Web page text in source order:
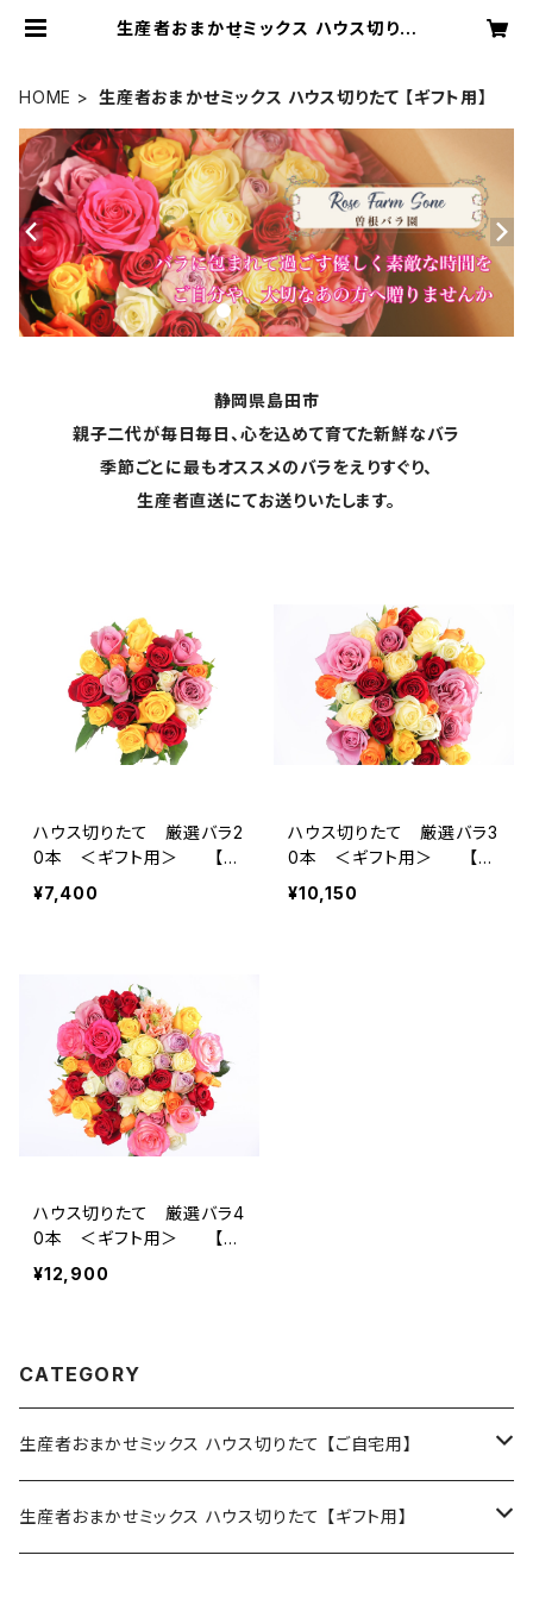
生産者おまかせミックス ハウス切りた
HOME 生産者おまかせミックス ハウス切りたて 【ギフト用】
静岡県島田市
親子二代が毎日毎日、心を込めて育てた新鮮なバラ
季節ごとに最もオススメのバラをえりすぐり、
生産者直送にてお送りいたします。
ハウス切りたて 厳選バラ2
0本 ＜ギフト用＞ 【送
料無料】
¥7,400
ハウス切りたて 厳選バラ3
0本 ＜ギフト用＞ 【送
料無料】
¥10,150
ハウス切りたて 厳選バラ4
0本 ＜ギフト用＞ 【送
料無料】
¥12,900
CATEGORY
生産者おまかせミックス ハウス切りたて 【ご自宅用】
15本（箱入り）
生産者おまかせミックス ハウス切りたて 【ギフト用】